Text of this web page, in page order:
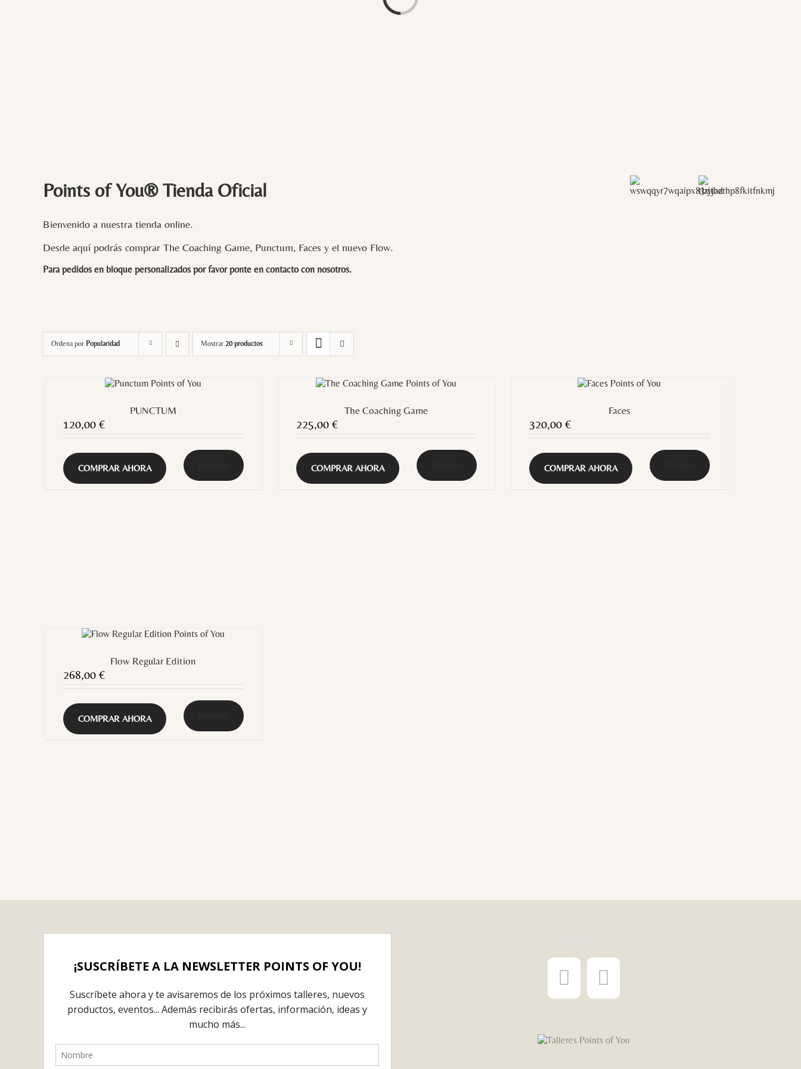
Loading...
Points of You® Tienda Oficial
Bienvenido a nuestra tienda online.
Desde aquí podrás comprar The Coaching Game, Punctum, Faces y el nuevo Flow.
Para pedidos en bloque personalizados por favor ponte en contacto con nosotros.
Ordena por Popularidad Mostrar 20 productos
PUNCTUM
120,00 €
COMPRAR AHORA
The Coaching Game
225,00 €
COMPRAR AHORA
Faces
320,00 €
COMPRAR AHORA
Flow Regular Edition
268,00 €
COMPRAR AHORA